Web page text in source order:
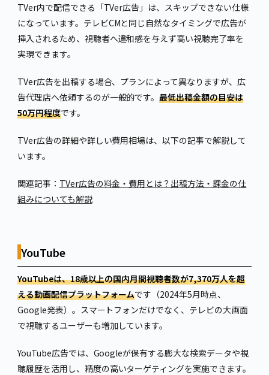
TVer内で配信できる「TVer広告」は、スキップできない仕様
になっています。テレビCMと同じ自然なタイミングで広告が
挿入されるため、視聴者へ違和感を与えず高い視聴完了率を
実現できます。
TVer広告を出稿する場合、プランによって異なりますが、広
告代理店へ依頼するのが一般的です。最低出稿金額の目安は
50万円程度です。
TVer広告の詳細や詳しい費用相場は、以下の記事で解説して
います。
関連記事： TVer広告の料金・費用とは？出稿方法・課金の仕
組みについても解説
YouTube
YouTubeは、18歳以上の国内月間視聴者数が7,370万人を超
える動画配信プラットフォームです（2024年5月時点、
Google発表）。スマートフォンだけでなく、テレビの大画面
で視聴するユーザーも増加しています。
YouTube広告では、Googleが保有する膨大な検索データや視
聴履歴を活用し、精度の高いターゲティングを実施できます。